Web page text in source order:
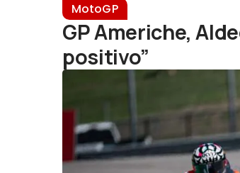
MotoGP
GP Americhe,
positivo”